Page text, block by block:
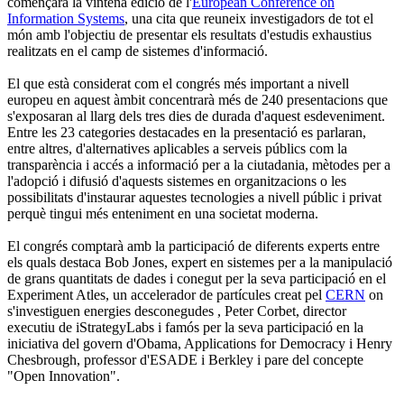
Information Systems, una cita que reuneix investigadors de tot el
món amb l'objectiu de presentar els resultats d'estudis exhaustius
realitzats en el camp de sistemes d'informació.
El que està considerat com el congrés més important a nivell
europeu en aquest àmbit concentrarà més de 240 presentacions que
s'exposaran al llarg dels tres dies de durada d'aquest esdeveniment.
Entre les 23 categories destacades en la presentació es parlaran,
entre altres, d'alternatives aplicables a serveis públics com la
transparència i accés a informació per a la ciutadania, mètodes per a
l'adopció i difusió d'aquests sistemes en organitzacions o les
possibilitats d'instaurar aquestes tecnologies a nivell públic i privat
perquè tingui més enteniment en una societat moderna.
El congrés comptarà amb la participació de diferents experts entre
els quals destaca Bob Jones, expert en sistemes per a la manipulació
de grans quantitats de dades i conegut per la seva participació en el
Experiment Atles, un accelerador de partícules creat pel CERN on
s'investiguen energies desconegudes , Peter Corbet, director
executiu de iStrategyLabs i famós per la seva participació en la
iniciativa del govern d'Obama, Applications for Democracy i Henry
Chesbrough, professor d'ESADE i Berkley i pare del concepte
"Open Innovation".